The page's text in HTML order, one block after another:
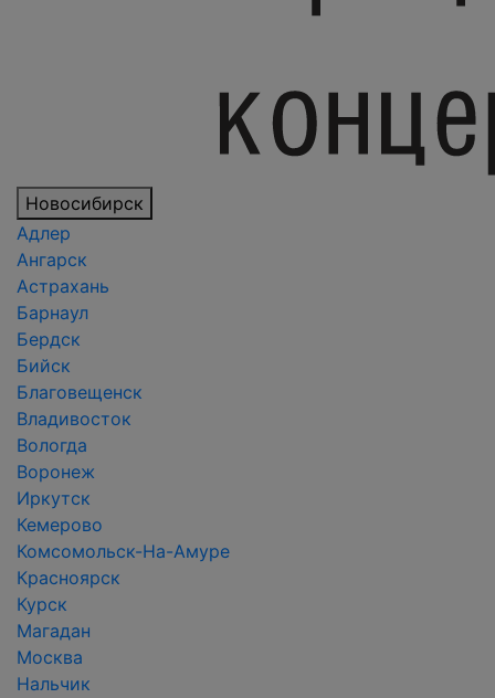
Новосибирск
Адлер
Ангарск
Астрахань
Барнаул
Бердск
Бийск
Благовещенск
Владивосток
Вологда
Воронеж
Иркутск
Кемерово
Комсомольск-На-Амуре
Красноярск
Курск
Магадан
Москва
Нальчик